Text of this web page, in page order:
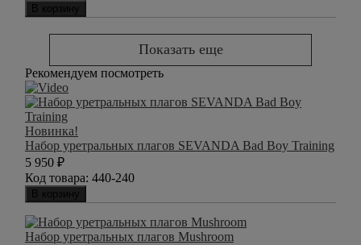
В корзину
Показать еще
Рекомендуем посмотреть
Новинка!
Набор уретральных плагов SEVANDA Bad Boy Training
5 950 ₽
Код товара: 440-240
В корзину
Набор уретральных плагов Mushroom